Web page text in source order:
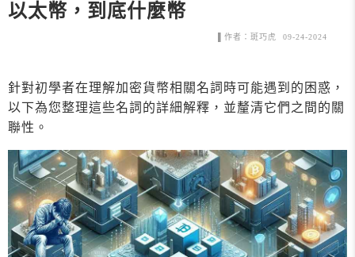
以太幣，到底什麼幣
▌作者：斑巧虎 09-24-2024
針對初學者在理解加密貨幣相關名詞時可能遇到的困惑，
以下為您整理這些名詞的詳細解釋，並釐清它們之間的關
聯性。